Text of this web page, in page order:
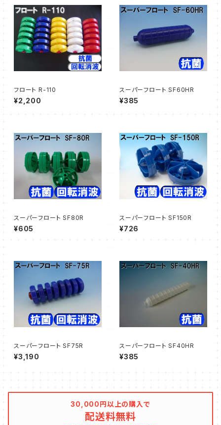
フロート R-110
¥2,200
スーパーフロート SF60HR
¥385
スーパーフロート SF80R
¥605
スーパーフロート SF150R
¥726
スーパーフロート SF75R
¥3,190
スーパーフロート SF40HR
¥385
30,000円以上の購入で
配送料無料